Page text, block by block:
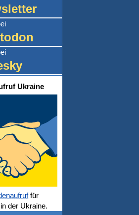
Ukraine
für
der Ukraine.